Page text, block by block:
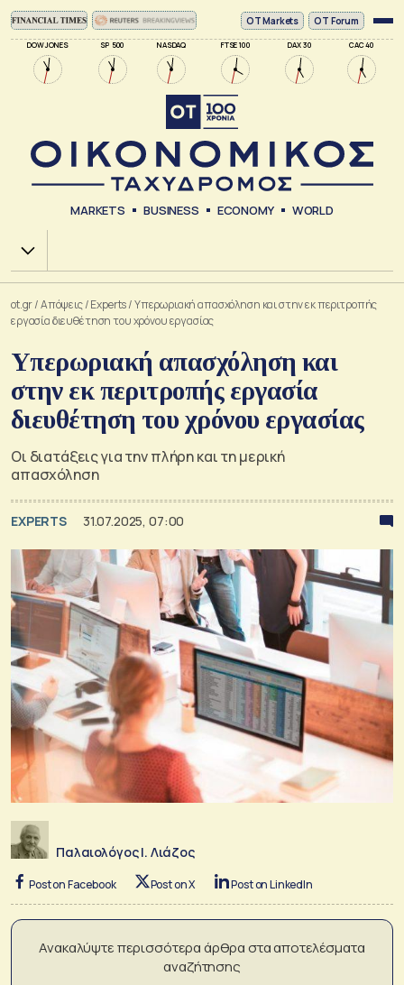
DOW JONES SP 500 NASDAQ FTSE 100 DAX 30 CAC 40
ΟΤ Markets OT Forum
MARKETS BUSINESS ECONOMY WORLD
Χ.Α.
ot.gr/Απόψεις/Experts/Υπερωριακή απασχόληση και στην εκ περιτροπής
εργασία διευθέτηση του χρόνου εργασίας
Υπερωριακή απασχόληση και
στην εκ περιτροπής εργασία
διευθέτηση του χρόνου εργασίας
Οι διατάξεις για την πλήρη και τη μερική
απασχόληση
EXPERTS 31.07.2025, 07:00
Παλαιολόγος Ι. Λιάζος
Post on Facebook Post on X Post on LinkedIn
Ανακαλύψτε περισσότερα άρθρα στα αποτελέσματα
αναζήτησης